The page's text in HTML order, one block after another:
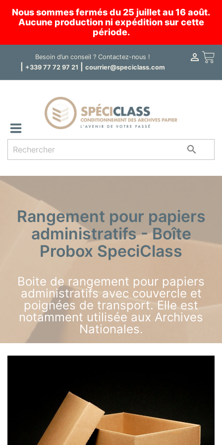
Nous sommes fermés du 25 juillet au 16 août.
Aucune production ni expédition sur cette
période.
Besoin d’un conseil ? Contactez-nous !
+339 77 72 97 21 courrier@speciclass.com
 Panier

Rangement pour papiers
administratifs - Boîte
Probox SpeciClass
Boite de rangement pour papiers
administratifs avec couvercle et
poignées de transport. Elle est
notamment utilisée aux Archives
Nationales.